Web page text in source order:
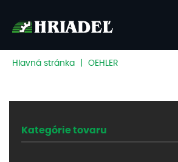
Hlavná stránka OEHLER
Kategórie tovaru